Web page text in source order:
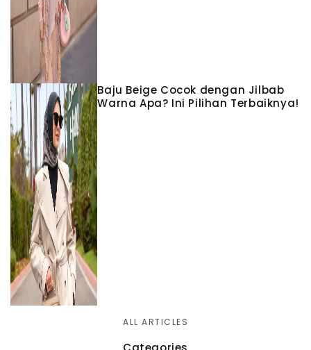
Baju Beige Cocok dengan Jilbab
Warna Apa? Ini Pilihan Terbaiknya!
ALL ARTICLES